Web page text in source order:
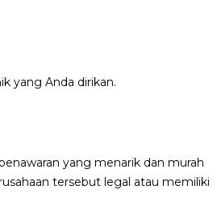
yang Anda dirikan.
yang menarik dan murah
tersebut legal atau memiliki